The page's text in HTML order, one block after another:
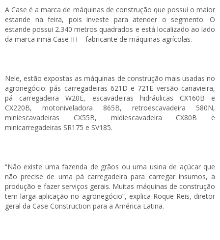
A Case é a marca de máquinas de construção que possui o maior
estande na feira, pois investe para atender o segmento. O
estande possui 2.340 metros quadrados e está localizado ao lado
da marca irmã Case IH – fabricante de máquinas agrícolas.
Nele, estão expostas as máquinas de construção mais usadas no
agronegócio: pás carregadeiras 621D e 721E versão canavieira,
pá carregadeira W20E, escavadeiras hidráulicas CX160B e
CX220B, motoniveladora 865B, retroescavadeira 580N,
miniescavadeiras CX55B, midiescavadeira CX80B e
minicarregadeiras SR175 e SV185.
“Não existe uma fazenda de grãos ou uma usina de açúcar que
não precise de uma pá carregadeira para carregar insumos, a
produção e fazer serviços gerais. Muitas máquinas de construção
tem larga aplicação no agronegócio”, explica Roque Reis, diretor
geral da Case Construction para a América Latina.